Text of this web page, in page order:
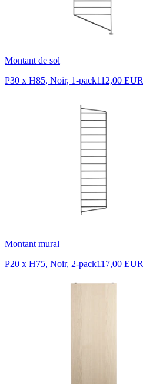
Montant de sol
P30 x H85, Noir, 1-pack112,00 EUR
Montant mural
P20 x H75, Noir, 2-pack117,00 EUR